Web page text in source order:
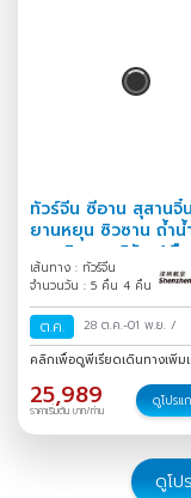
ทัวร์จีน ซีอาน สุสานจิ๋
ยานหยุน ซิวซาน ถ้ำน้
หยุนชิวซาน 5วัน 4คืน
เส้นทาง : ทัวร์จีน
จำนวนวัน : 5 คืน 4 คืน
ต.ค. 28 ต.ค.-01 พ.ย. /
คลิกเพื่อดูพีเรียดเดินทางเพิ่ม
25,989
ราคาเริ่มต้น บาท/ท่าน
ดูโปรแ
ดูโป